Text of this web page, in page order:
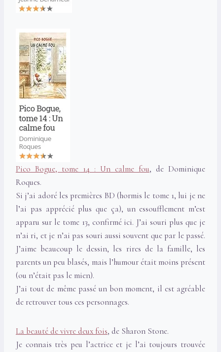
Pico Bogue, tome 14 : Un calme fou, de Dominique
Roques.
Si j’ai adoré les premières BD (hormis le tome 1, lui je ne
l’ai pas apprécié plus que ça), un essoufflement m’est
apparu sur le tome 13, confirmé ici. J’ai souri plus que je
n’ai ri, et je n’ai pas souri aussi souvent que par le passé.
J’aime beaucoup le dessin, les rires de la famille, les
parents un peu blasés, mais l’humour était moins présent
(ou n’était pas le mien).
J’ai tout de même passé un bon moment, il est agréable
de retrouver tous ces personnages.
La beauté de vivre deux fois, de Sharon Stone.
Je connais très peu l’actrice et je l’ai toujours trouvée